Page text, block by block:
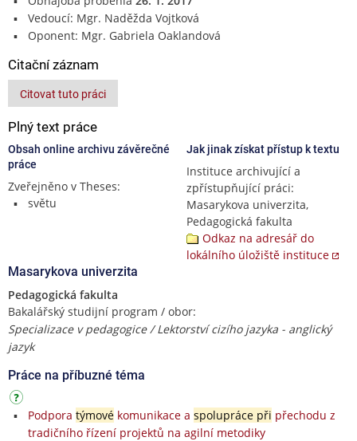
Vedoucí: Mgr. Naděžda Vojtková
Oponent: Mgr. Gabriela Oaklandová
Citační záznam
Citovat tuto práci
Plný text práce
Obsah online archivu závěrečné
práce
Zveřejněno v Theses:
světu
Jak jinak získat přístup k textu
Instituce archivující a
zpřístupňující práci:
Masarykova univerzita,
Pedagogická fakulta
Odkaz na adresář do
lokálního úložiště instituce
Masarykova univerzita
Pedagogická fakulta
Bakalářský studijní program / obor:
Specializace v pedagogice / Lektorství cizího jazyka - anglický
jazyk
Práce na příbuzné téma
Podpora týmovékomunikace a spolupráce při přechodu z
tradičního řízení projektů na agilní metodiky